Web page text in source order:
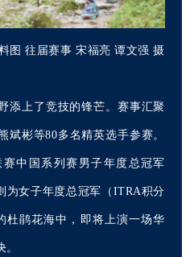
图 往届赛事 宋福亮 谭文强 摄
添上了竞技的锋芒。赛事汇聚
斌彬等80多名精英选手参赛。
中国系列赛男子年度总冠军
为女子年度总冠军（ITRA积分
杜鹃花海中，即将上演一场华